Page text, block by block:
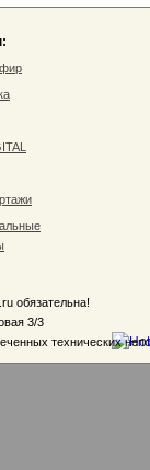
обязательна!
3/3
технических